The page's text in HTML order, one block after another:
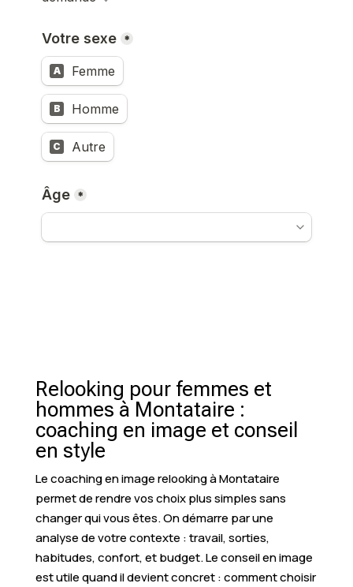
Relooking pour femmes et
hommes à Montataire :
coaching en image et conseil
en style
Le coaching en image relooking à Montataire
permet de rendre vos choix plus simples sans
changer qui vous êtes. On démarre par une
analyse de votre contexte : travail, sorties,
habitudes, confort, et budget. Le conseil en image
est utile quand il devient concret : comment choisir